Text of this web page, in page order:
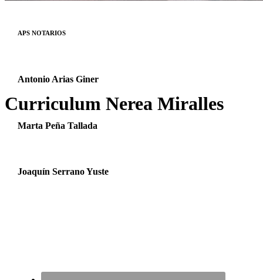
Curriculum Nerea Miralles
APS NOTARIOS
Antonio Arias Giner
Marta Peña Tallada
Joaquín Serrano Yuste